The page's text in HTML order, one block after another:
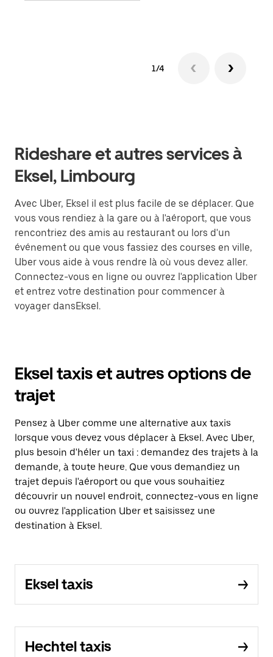
1/4
Rideshare et autres services à
Eksel, Limbourg
Avec Uber, Eksel il est plus facile de se déplacer. Que
vous vous rendiez à la gare ou à l'aéroport, que vous
rencontriez des amis au restaurant ou lors d'un
événement ou que vous fassiez des courses en ville,
Uber vous aide à vous rendre là où vous devez aller.
Connectez-vous en ligne ou ouvrez l'application Uber
et entrez votre destination pour commencer à
voyager dansEksel.
Eksel taxis et autres options de
trajet
Pensez à Uber comme une alternative aux taxis
lorsque vous devez vous déplacer à Eksel. Avec Uber,
plus besoin d'héler un taxi : demandez des trajets à la
demande, à toute heure. Que vous demandiez un
trajet depuis l'aéroport ou que vous souhaitiez
découvrir un nouvel endroit, connectez-vous en ligne
ou ouvrez l'application Uber et saisissez une
destination à Eksel.
Eksel taxis
Hechtel taxis